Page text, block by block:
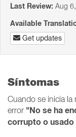
Last Review: Aug
Available
Get updates
Síntomas
Cuando se inicia la
error "No se ha
corrupto o